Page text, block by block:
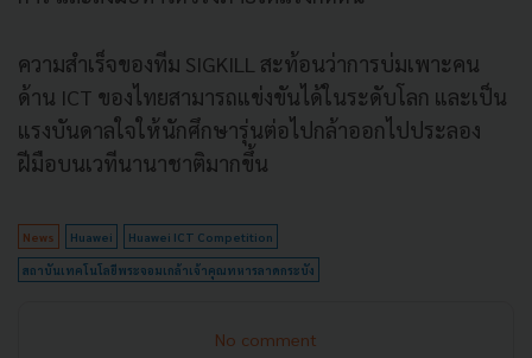
ความสำเร็จของทีม SIGKILL สะท้อนว่าการบ่มเพาะคน
ด้าน ICT ของไทยสามารถแข่งขันได้ในระดับโลก และเป็น
แรงบันดาลใจให้นักศึกษารุ่นต่อไปกล้าออกไปประลอง
ฝีมือบนเวทีนานาชาติมากขึ้น
News Huawei Huawei ICT Competition
สถาบันเทคโนโลยีพระจอมเกล้าเจ้าคุณทหารลาดกระบัง
No comment